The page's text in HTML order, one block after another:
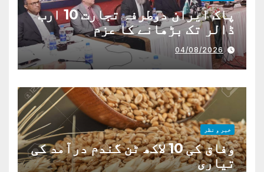
پاک ایران دوطرفہ تجارت 10 ارب
ڈالر تک بڑھانے کا عزم
04/08/2026
خبر و نظر
وفاق کی 10 لاکھ ٹن گندم درآمد کی
تیاری